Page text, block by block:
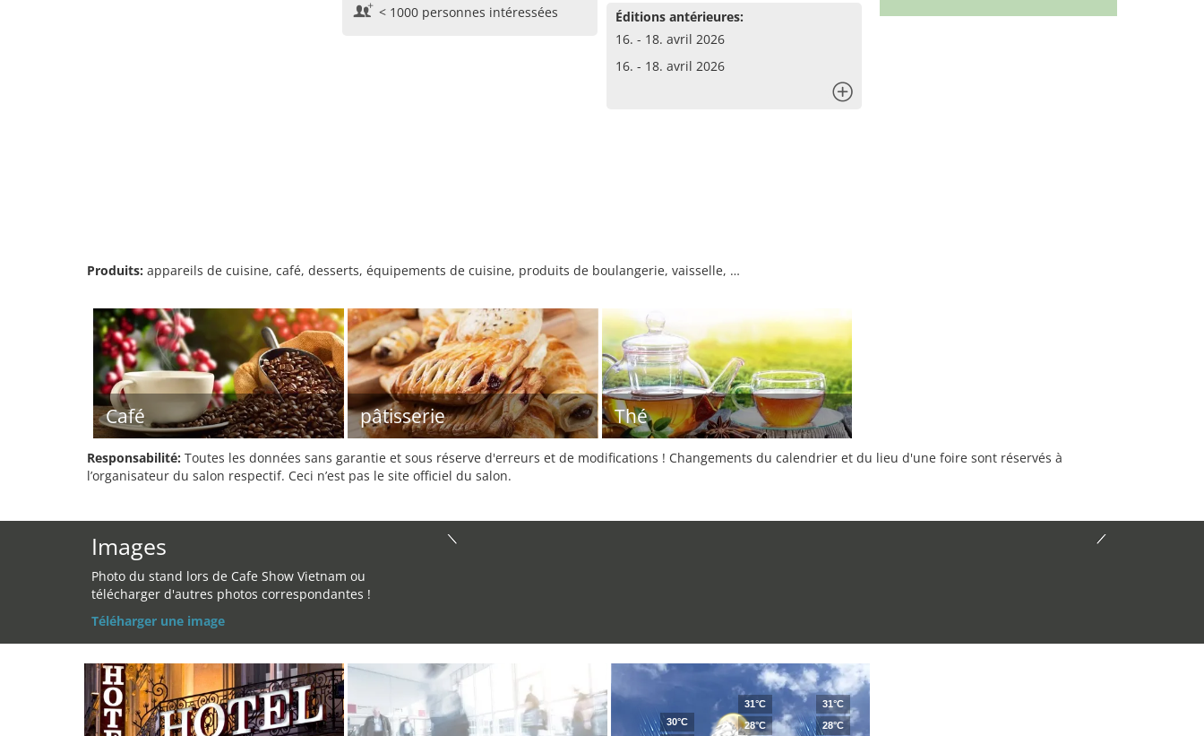
< 1000 personnes intéressées
Éditions antérieures:
16. - 18. avril 2026
16. - 18. avril 2026
Produits: appareils de cuisine, café, desserts, équipements de cuisine, produits de boulangerie, vaisselle, …
Café pâtisserie Thé
Responsabilité: Toutes les données sans garantie et sous réserve d'erreurs et de modifications ! Changements du calendrier et du lieu d'une foire sont réservés à
l’organisateur du salon respectif. Ceci n’est pas le site officiel du salon.
Images
Photo du stand lors de Cafe Show Vietnam ou
télécharger d'autres photos correspondantes !
Téléharger une image
30°C
31°C
28°C
31°C
28°C